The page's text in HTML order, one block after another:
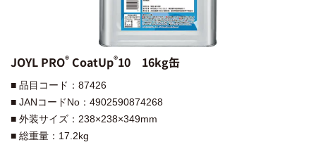
JOYL PRO®︎ CoatUp®︎10 16kg缶
■ 品目コード：87426
■ JANコードNo：4902590874268
■ 外装サイズ：238×238×349mm
■ 総重量：17.2kg